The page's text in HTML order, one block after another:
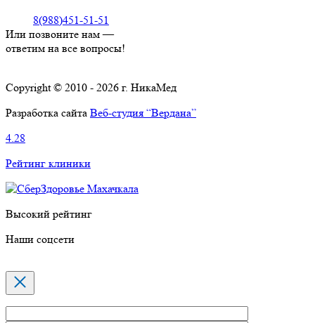
8(988)451-51-51
Или позвоните нам —
ответим на все вопросы!
Copyright © 2010 - 2026 г. НикаМед
Разработка сайта Веб-студия “Вердана”
4.28
Рейтинг клиники
Высокий рейтинг
Наши соцсети